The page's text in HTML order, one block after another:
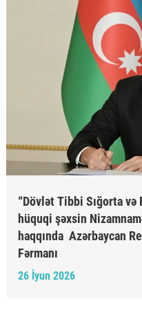
“Dövlət Tibbi Sığorta
hüquqi şəxsin
haqqında Azərbaycan
Fərmanı
26 İyun 2026